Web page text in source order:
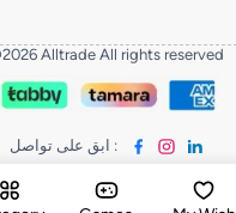
Alltrade All rights reserved
ابق على تواصل :